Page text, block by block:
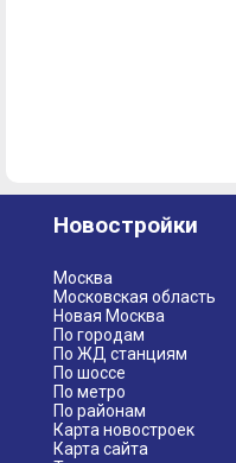
Новостройки
Москва
Московская область
Новая Москва
По городам
По ЖД станциям
По шоссе
По метро
По районам
Карта новостроек
Карта сайта